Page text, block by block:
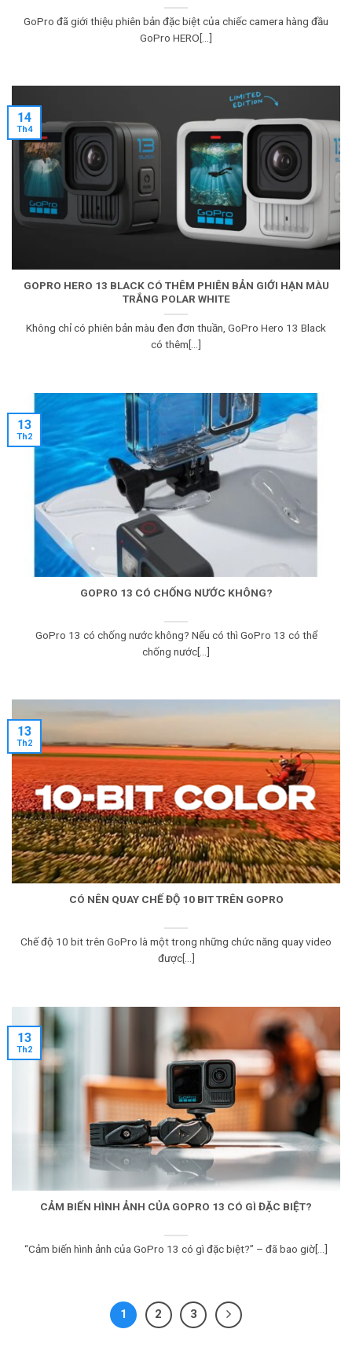
GoPro đã giới thiệu phiên bản đặc biệt của chiếc camera hàng đầu
GoPro HERO[...]
GOPRO HERO 13 BLACK CÓ THÊM PHIÊN BẢN GIỚI HẠN MÀU
TRẮNG POLAR WHITE
Không chỉ có phiên bản màu đen đơn thuần, GoPro Hero 13 Black
có thêm[...]
14
Th4
GOPRO 13 CÓ CHỐNG NƯỚC KHÔNG?
GoPro 13 có chống nước không? Nếu có thì GoPro 13 có thể
chống nước[...]
13
Th2
CÓ NÊN QUAY CHẾ ĐỘ 10 BIT TRÊN GOPRO
Chế độ 10 bit trên GoPro là một trong những chức năng quay video
được[...]
13
Th2
CẢM BIẾN HÌNH ẢNH CỦA GOPRO 13 CÓ GÌ ĐẶC BIỆT?
“Cảm biến hình ảnh của GoPro 13 có gì đặc biệt?” – đã bao giờ[...]
13
Th2
1 2 3